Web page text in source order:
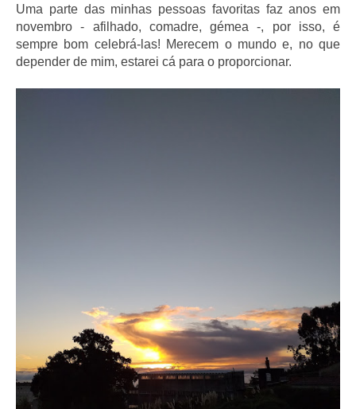
Uma parte das minhas pessoas favoritas faz anos em
novembro - afilhado, comadre, gémea -, por isso, é
sempre bom celebrá-las! Merecem o mundo e, no que
depender de mim, estarei cá para o proporcionar.